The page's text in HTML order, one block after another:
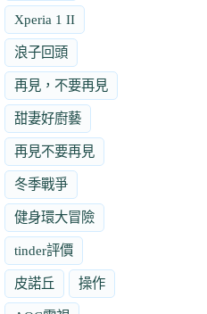
Xperia 1 II
浪子回頭
再見，不要再見
甜妻好廚藝
再見不要再見
冬季戰爭
健身環大冒險
tinder評價
皮諾丘 操作